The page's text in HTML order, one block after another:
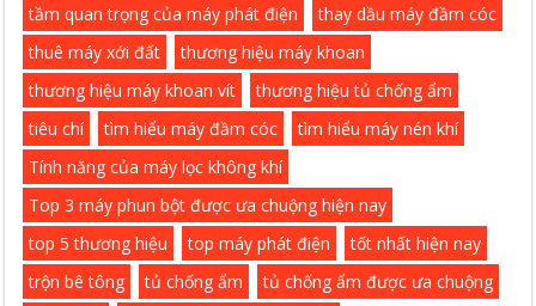
tầm quan trọng của máy phát điện
thay dầu máy đầm cóc
thuê máy xới đất
thương hiệu máy khoan
thương hiệu máy khoan vít
thương hiệu tủ chống ẩm
tiêu chí
tìm hiểu máy đầm cóc
tìm hiểu máy nén khí
Tính năng của máy lọc không khí
Top 3 máy phun bột được ưa chuộng hiện nay
top 5 thương hiệu
top máy phát điện
tốt nhất hiện nay
trộn bê tông
tủ chống ẩm
tủ chống ẩm được ưa chuộng